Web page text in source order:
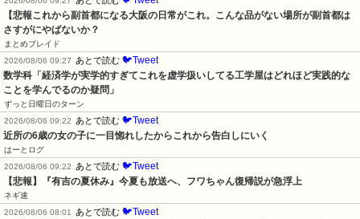
【悲報これから副首都になる大阪の日常がこれ。こんな品がない場所が副首都は
さすがにやばないか？
まとめブレイド
2026/08/06 09:27 あとで読む 🐦Tweet
数学科「経済学が実学的すぎてこれを虚学扱いしてる工学屋はどれほど実践的な
ことを学んでるのか疑問」
ずっと日曜日のターン
2026/08/06 09:22 あとで読む 🐦Tweet
近所の6歳の女の子に一目惚れしたからこれから告白しにいく
はーとログ
2026/08/06 09:22 あとで読む 🐦Tweet
【悲報】『有吉の夏休み』今夏も放送へ、フワちゃん復帰説が急浮上
ネギ速
2026/08/06 08:01 あとで読む 🐦Tweet